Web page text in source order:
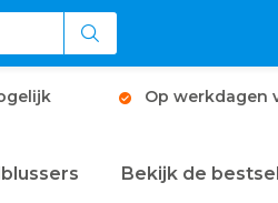
Op werkdagen
Bekijk de